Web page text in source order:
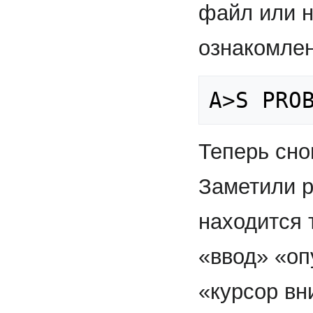
файл или
Теперь
Заметили
«ввод»
«курсор